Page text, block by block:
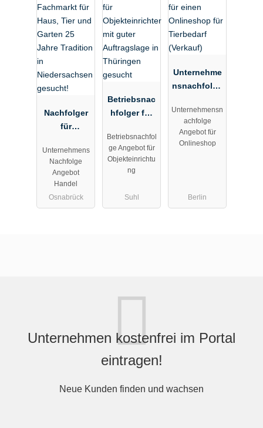
Nachfolger
für
für Haus,
Tier und
Garten 25
Jahre
Tradition in
Unternehmens
Nachfolge
Angebot
Handel
Osnabrück
Betriebsnac
hfolger für
hter mit
guter
Auftragslage
gesucht
Betriebsnachfol
ge Angebot für
Objekteinrichtu
ng
Suhl
Unternehme
nsnachfolge
Onlineshop
für
Tierbedarf
Unternehmensn
achfolge
Angebot für
Onlineshop
Berlin
Unternehmen kostenfrei im Portal
eintragen!
Neue Kunden finden und wachsen